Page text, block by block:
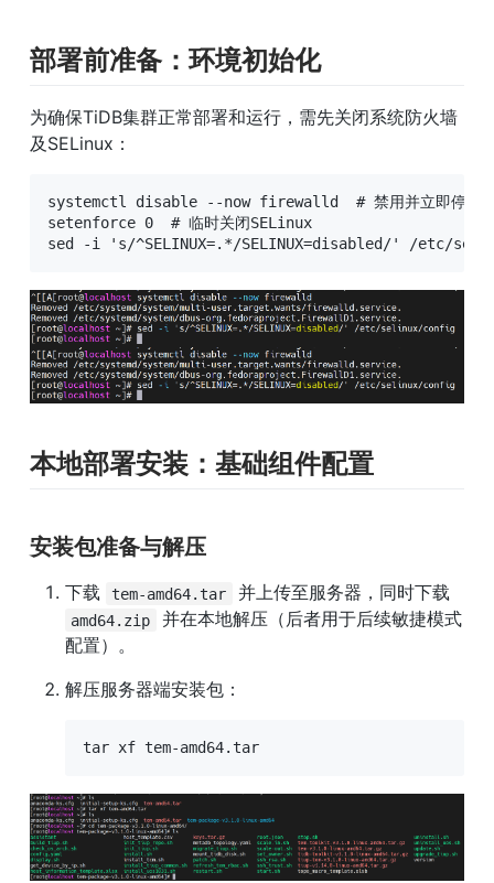
部署前准备：环境初始化
为确保TiDB集群正常部署和运行，需先关闭系统防火墙
及SELinux：
systemctl disable --now firewalld  # 禁用并立即停止
setenforce 0  # 临时关闭SELinux
sed -i 's/^SELINUX=.*/SELINUX=disabled/' /etc/
本地部署安装：基础组件配置
安装包准备与解压
下载 tem-amd64.tar
amd64.zip
并在本地解压（后者用于后续敏捷模式
配置）。
解压服务器端安装包：
tar xf tem-amd64.tar